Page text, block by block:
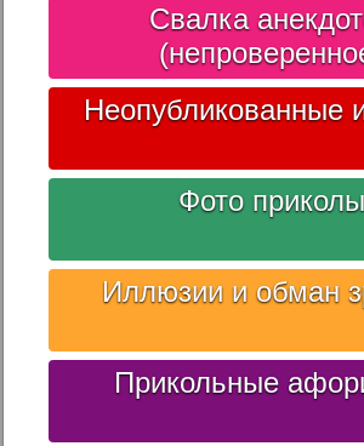
Свалка
Неопубликованные
Фото приколы
Иллюзии и обман
Прикольные